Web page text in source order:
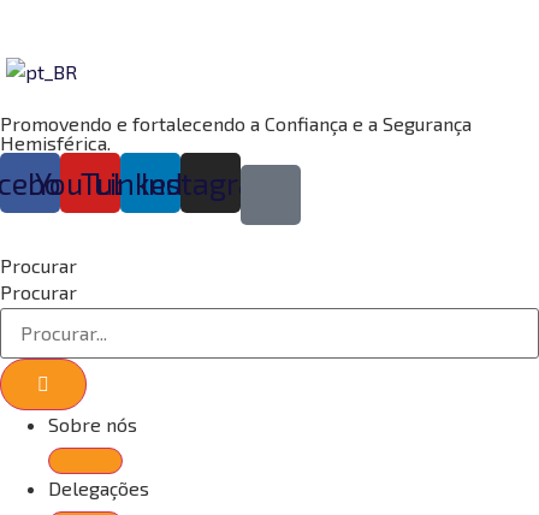
o
Promovendo e fortalecendo a Confiança e a Segurança
Hemisférica.
YouTubeLinkedin
Instagram
Procurar
Procurar
Sobre nós
Delegações